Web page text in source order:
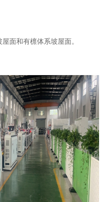
面和有檩体系坡屋面。